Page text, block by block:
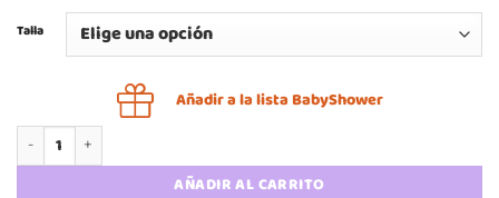
Talla
Añadir a la lista BabyShower
Pilucho negro rayas algodón bebé cantidad
AÑADIR AL CARRITO